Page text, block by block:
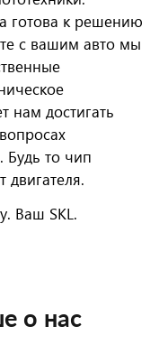
готова к решению
с вашим авто мы
нам достигать
Будь то чип
Ваш SKL.
о нас